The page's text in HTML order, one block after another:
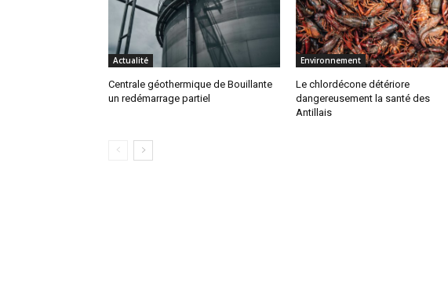
Actualité
Centrale géothermique de Bouillante
un redémarrage partiel
Environnement
Le chlordécone détériore
dangereusement la santé des
Antillais